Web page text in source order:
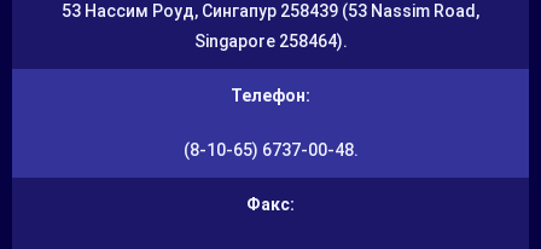
53 Нассим Роуд, Сингапур 258439 (53 Nassim Road,
Singapore 258464).
Телефон:
(8-10-65) 6737-00-48.
Факс: